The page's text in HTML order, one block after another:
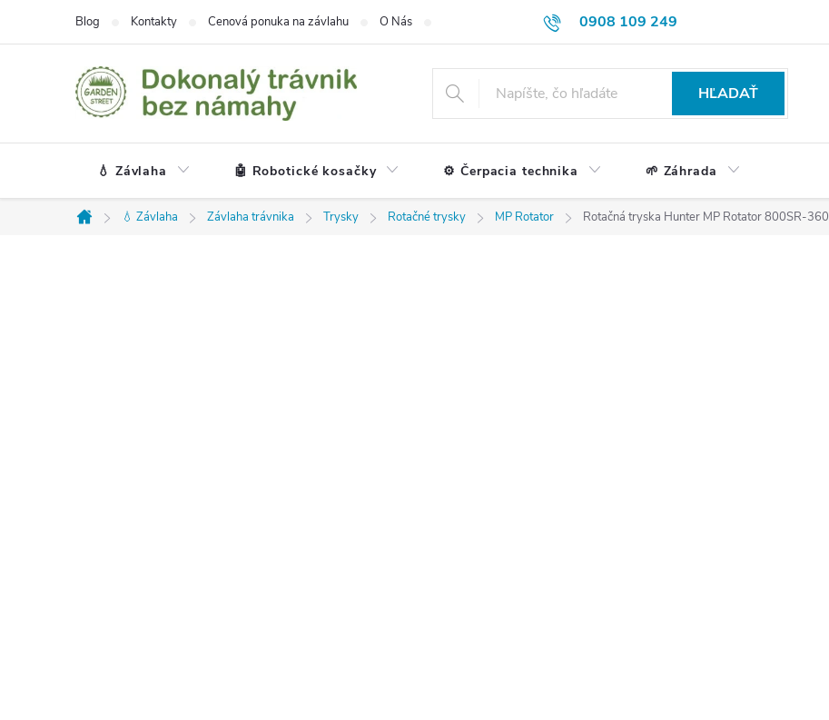
0908 109 249
Blog Kontakty Cenová ponuka na závlahu O Nás Formulár na reklamácie a vrátenie tovaru
HĽADAŤ
💧 Závlaha 🤖 Robotické kosačky ⚙️ Čerpacia technika 🌱 Záhrada
Domov
💧 Závlaha Závlaha trávnika Trysky Rotačné trysky MP Rotator Rotačná tryska Hunter MP Rotator 800SR-360